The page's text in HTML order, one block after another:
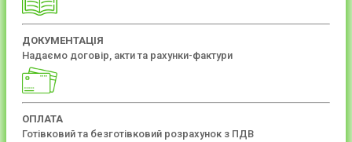
ДОКУМЕНТАЦІЯ
Надаємо договір, акти та рахунки-фактури
ОПЛАТА
Готівковий та безготівковий розрахунок з ПДВ